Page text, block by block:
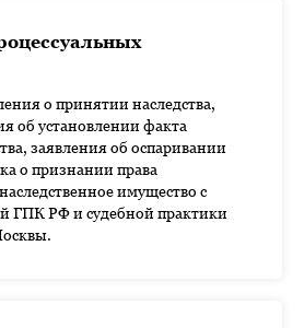
о принятии наследства,
об установлении факта
заявления об оспаривании
о признании права
имущество с
ГПК РФ и судебной практики